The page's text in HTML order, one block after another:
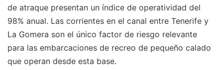
de atraque presentan un índice de operatividad del
98% anual. Las corrientes en el canal entre Tenerife y
La Gomera son el único factor de riesgo relevante
para las embarcaciones de recreo de pequeño calado
que operan desde esta base.